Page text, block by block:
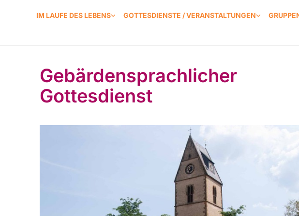
IM LAUFE DES LEBENS GOTTESDIENSTE / VERANSTALTUNGEN
Gebärdensprachlicher
Gottesdienst